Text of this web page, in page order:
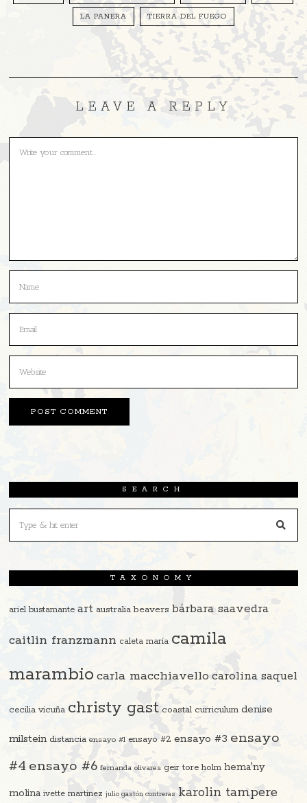
LA PANERA TIERRA DEL FUEGO
LEAVE A REPLY
SEARCH
TAXONOMY
ariel bustamante art australia beavers bárbara saavedra
caitlin franzmann caleta maría camila
marambio carla macchiavello carolina saquel
cecilia vicuña christy gast coastal curriculum denise
milstein distancia ensayo #1 ensayo #2 ensayo #3 ensayo
#4 ensayo #6 fernanda olivares geir tore holm hema'ny
molina ivette martinez julio gastón contreras karolin tampere